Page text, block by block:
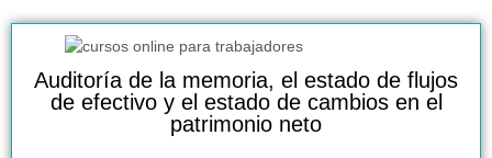
Auditoría de la memoria, el estado de flujos
de efectivo y el estado de cambios en el
patrimonio neto